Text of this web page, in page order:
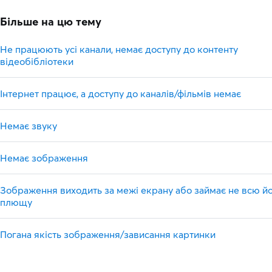
Більше на цю тему
Не працюють усі канали, немає доступу до контенту
відеобібліотеки
Інтернет працює, а доступу до каналів/фільмів немає
Немає звуку
Немає зображення
Зображення виходить за межі екрану або займає не всю
плющу
Погана якість зображення/зависання картинки